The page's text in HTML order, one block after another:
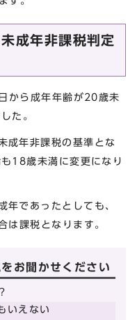
成年非課税判定
から成年年齢が20歳未
た。
成年非課税の基準とな
18歳未満に変更になり
であったとしても、
は課税となります。
お聞かせください
いえない